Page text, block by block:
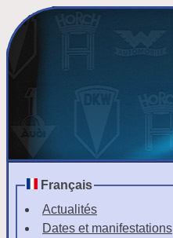
Français
Actualités
Dates et manifestations